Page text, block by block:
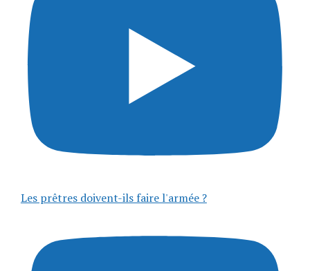
Les prêtres doivent-ils faire l'armée ?